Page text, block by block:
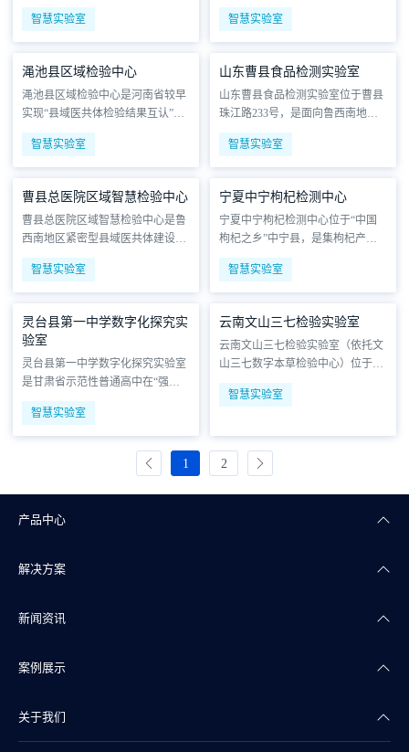
㎡），建筑主体由14…
疗检验枢纽。作为紧密型县域医共
体的核心组成部分，该中心规划检
临床检验、区域质控、远程会诊于
一体，是广东省内较早实现“基层
采样、中心检测、结果互认”的县
级智慧化检验平台。中心…
智慧实验室
术服务平台。项目总建筑面积约1.3
万平方米，主体为多层综合实验
超3200平方米。中心严格对标CNA
S国家实验室标准，系统布局了理
化检测室、色谱/质谱仪器室、光谱
分析室、微生物实验…
智慧实验室
渑池县区域检验中心
渑池县区域检验中心是河南省较早
实现“县域医共体检验结果互认”的
池县卫健委主导、依托渑池县人民
医院建设，实验室总建筑面积约10
候诊区约200㎡），按国家生物安
全二级（P2+）标准建设。中心集
临床检验、区域质控、远程诊断于
一体，覆盖常规、生…
智慧实验室
山东曹县食品检测实验室
山东曹县食品检测实验室位于曹县
珠江路233号，是面向鲁西南地区
定检验机构。项目总建筑面积约28
00平方米，主体为地上三层独立实
00平方米。实验室严格遵循CMA/C
NAS认证标准，系统布局了理化分
析室、微生物检测室（含P2生物安
全实验室）、…
智慧实验室
曹县总医院区域智慧检验中心
曹县总医院区域智慧检验中心是鲁
西南地区紧密型县域医共体建设的
县人民医院建设，实验室总建筑面
积约2200㎡，按ISO15189质量体系
总医院医共体的唯一区域检验中
心，项目聚焦生化、免疫、临检、
微生物、PCR等核心业务，通过引
入全实验室自动化…
智慧实验室
宁夏中宁枸杞检测中心
宁夏中宁枸杞检测中心位于“中国
枸杞之乡”中宁县，是集枸杞产品
一体的国家级专业检测平台。项目
依托自治区药品检测研究院建设，
多层综合实验楼，其中核心检测与
研发区域面积超3000平方米。中心
严格对标国家级CMA/CNAS认证标
准，系统布局了理…
智慧实验室
灵台县第一中学数字化探究实
验室
灵台县第一中学数字化探究实验室
是甘肃省示范性普通高中在“强县
杆项目。该项目依托新建的图书科
技楼（总建筑面积约3540㎡），在
二楼核心区域集中建设了物理、化
学、生物三大学科数字化探究实验
室，总投入约330万元。作为县域
聚焦新课程改革与探究式教…
智慧实验室
云南文山三七检验实验室
云南文山三七检验实验室（依托文
山三七数字本草检验中心）位于
业园区，是面向全国三七产业链的
台。项目总建筑面积约7000平方
米，主体为独立多层实验楼，其中
核心检测与研发区域面积超3000平
方米。实验室严格对标CMA/CNAS
智慧实验室
1 2
产品中心
楼宇自控
智能照明
智能传感
智慧物联
解决方案
智慧商业
智慧实验室
智慧水务
新闻资讯
公司新闻
产品干货
案例展示
智慧地产案例
关于我们